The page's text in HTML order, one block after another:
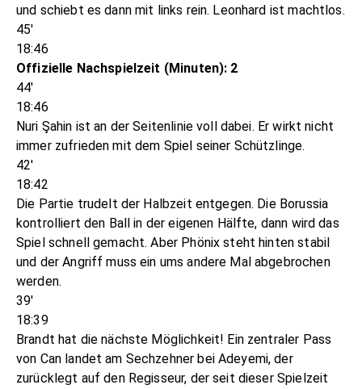
und schiebt es dann mit links rein. Leonhard ist machtlos.
45'
18:46
Offizielle Nachspielzeit (Minuten): 2
44'
18:46
Nuri Şahin ist an der Seitenlinie voll dabei. Er wirkt nicht
immer zufrieden mit dem Spiel seiner Schützlinge.
42'
18:42
Die Partie trudelt der Halbzeit entgegen. Die Borussia
kontrolliert den Ball in der eigenen Hälfte, dann wird das
Spiel schnell gemacht. Aber Phönix steht hinten stabil
und der Angriff muss ein ums andere Mal abgebrochen
werden.
39'
18:39
Brandt hat die nächste Möglichkeit! Ein zentraler Pass
von Can landet am Sechzehner bei Adeyemi, der
zurücklegt auf den Regisseur, der seit dieser Spielzeit